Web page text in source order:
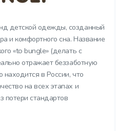
детской одежды, созданный
и комфортного сна. Название
«to bungle» (делать с
отражает беззаботную
в России, что
на всех этапах и
потери стандартов